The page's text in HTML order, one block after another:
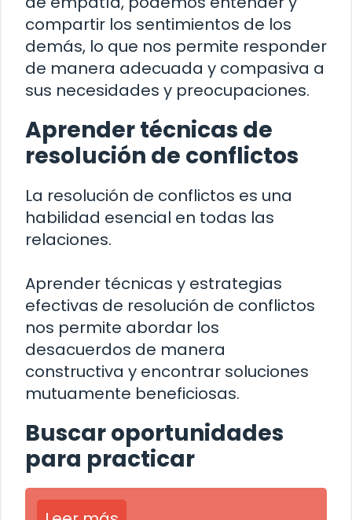
compartir los sentimientos de los
demás, lo que nos permite responder
de manera adecuada y compasiva a
sus necesidades y preocupaciones.
Aprender técnicas de
resolución de conflictos
La resolución de conflictos es una
habilidad esencial en todas las
relaciones.
Aprender técnicas y estrategias
efectivas de resolución de conflictos
nos permite abordar los
desacuerdos de manera
constructiva y encontrar soluciones
mutuamente beneficiosas.
Buscar oportunidades
para practicar